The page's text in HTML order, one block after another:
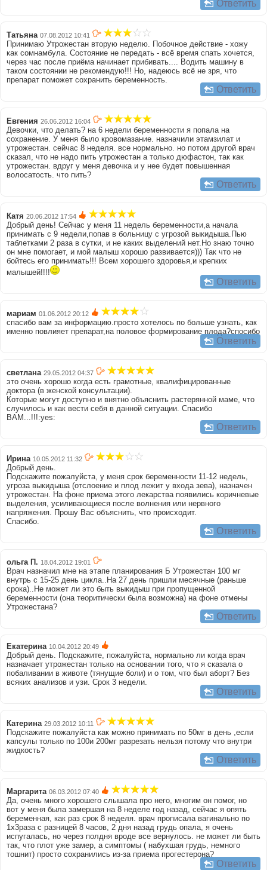
Ответить
Татьяна 07.08.2012 10:41
Принимаю Утрожестан вторую неделю. Побочное действие - хожу
как сомнамбула. Состояние не передать - всё время спать хочется,
через час после приёма начинает прибивать.... Водить машину в
таком состоянии не рекомендую!!! Но, надеюсь всё не зря, что
препарат поможет сохранить беременность.
Ответить
Евгения 26.06.2012 16:04
Девочки, что делать? на 6 недели беременности я попала на
сохранение. У меня было кровомазание. назначили этамзилат и
утрожестан. сейчас 8 неделя. все нормально. но потом другой врач
сказал, что не надо пить утрожестан а только дюфастон, так как
утрожестан. вдруг у меня девочка и у нее будет повышенная
волосатость. что пить?
Ответить
Катя 20.06.2012 17:54
Добрый день! Сейчас у меня 11 недель беременности,а начала
принимать с 9 недели,попав в больницу с угрозой выкидыша.Пью
таблетками 2 раза в сутки, и не каких выделений нет.Но знаю точно
он мне помогает, и мой малыш хорошо развивается))) Так что не
бойтесь его принимать!!! Всем хорошего здоровья,и крепких
малышей!!!!
Ответить
мариам 01.06.2012 20:12
спасибо вам за информацию.просто хотелось по больше узнать, как
именно повлияет препарат,на половое формирование плода?спосибо
Ответить
светлана 29.05.2012 04:37
это очень хорошо когда есть грамотные, квалифицированные
доктора (в женской консультации).
Которые могут доступно и внятно объяснить растерянной маме, что
случилось и как вести себя в данной ситуации. Спасибо
ВАМ...!!!:yes:
Ответить
Ирина 10.05.2012 11:32
Добрый день.
Подскажите пожалуйста, у меня срок беременности 11-12 недель,
угроза выкидыша (отслоение и плод лежит у входа зева), назначен
утрожестан. На фоне приема этого лекарства появились коричневые
выделения, усиливающиеся после волнения или нервного
напряжения. Прошу Вас объяснить, что происходит.
Спасибо.
Ответить
ольга П. 18.04.2012 19:01
Врач назначил мне на этапе планирования Б Утрожестан 100 мг
внутрь с 15-25 день цикла..На 27 день пришли месячные (раньше
срока)..Не может ли это быть выкидыш при пропущенной
беременности (она теоритически была возможна) на фоне отмены
Утрожестана?
Ответить
Екатерина 10.04.2012 20:49
Добрый день. Подскажите, пожалуйста, нормально ли когда врач
назначает утрожестан только на основании того, что я сказала о
побаливании в животе (тянущие боли) и о том, что был аборт? Без
всяких анализов и узи. Срок 3 недели.
Ответить
Катерина 29.03.2012 10:11
Подскажите пожалуйста как можно принимать по 50мг в день ,если
капсулы только по 100и 200мг разрезать нельзя потому что внутри
жидкость?
Ответить
Маргарита 06.03.2012 07:40
Да, очень много хорошего слышала про него, многим он помог, но
вот у меня была замершая на 8 неделе год назад, сейчас я опять
беременная, как раз срок 8 неделя. врач прописала вагинально по
1х3раза с разницей 8 часов, 2 дня назад грудь опала, я очень
испугалась, но через полдня вроде все вернулось. не может ли быть
так, что плот уже замер, а симптомы ( набухшая грудь, немного
тошнит) просто сохранились из-за приема прогестерона?
Ответить